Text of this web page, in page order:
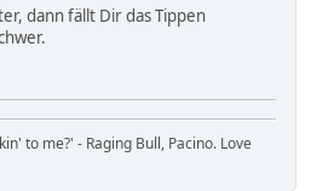
dann fällt Dir das Tippen
to me?' - Raging Bull, Pacino. Love